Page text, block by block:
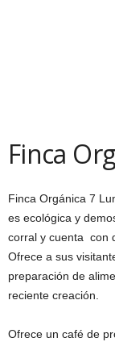
Finca
Finca Orgánica 7
es ecológica y
corral y cuenta con
Ofrece a sus
preparación de
reciente creación.
Ofrece un café de